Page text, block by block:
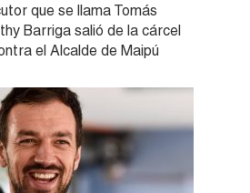
que se llama Tomás
Barriga salió de la cárcel
el Alcalde de Maipú